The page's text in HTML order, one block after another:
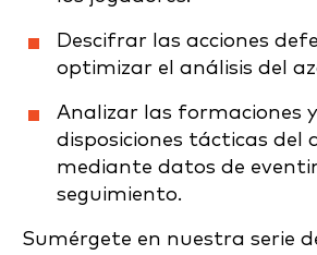
Descifrar las acciones
optimizar el análisis del
Analizar las formaciones
disposiciones tácticas del
mediante datos de
seguimiento.
Sumérgete en nuestra serie